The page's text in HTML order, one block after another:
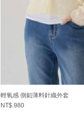
輕氧感 側釦薄料針織外套
NT$.980